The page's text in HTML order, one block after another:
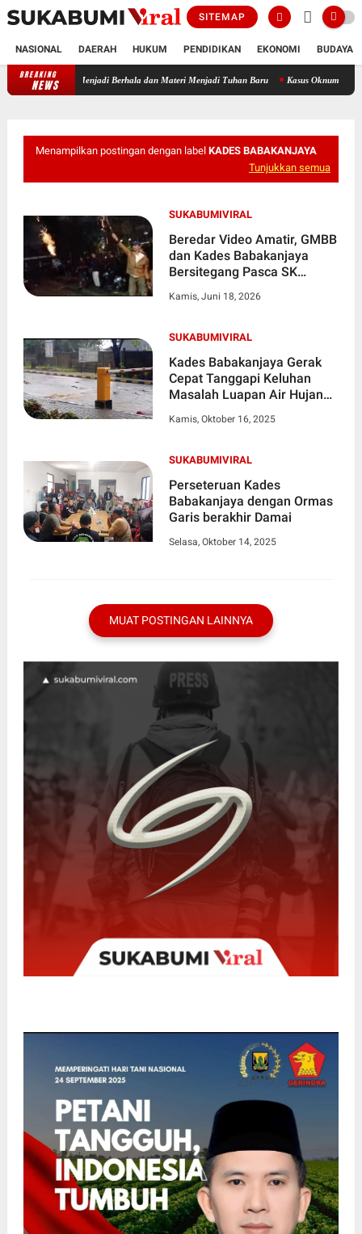
SITEMAP
NASIONAL DAERAH HUKUM PENDIDIKAN EKONOMI BUDAYA
BREAKING
NEWS Merosotnya Akhlak dan Adab Bangsa, Ketika Jabatan Menjadi Berhala
Menampilkan postingan dengan label KADES BABAKANJAYA
Tunjukkan semua
SUKABUMIVIRAL
Beredar Video Amatir, GMBB
dan Kades Babakanjaya
Bersitegang Pasca SK
Kamis, Juni 18, 2026
SUKABUMIVIRAL
Kades Babakanjaya Gerak
Cepat Tanggapi Keluhan
Masalah Luapan Air Hujan
Kamis, Oktober 16, 2025
SUKABUMIVIRAL
Perseteruan Kades
Babakanjaya dengan Ormas
Garis berakhir Damai
Selasa, Oktober 14, 2025
MUAT POSTINGAN LAINNYA